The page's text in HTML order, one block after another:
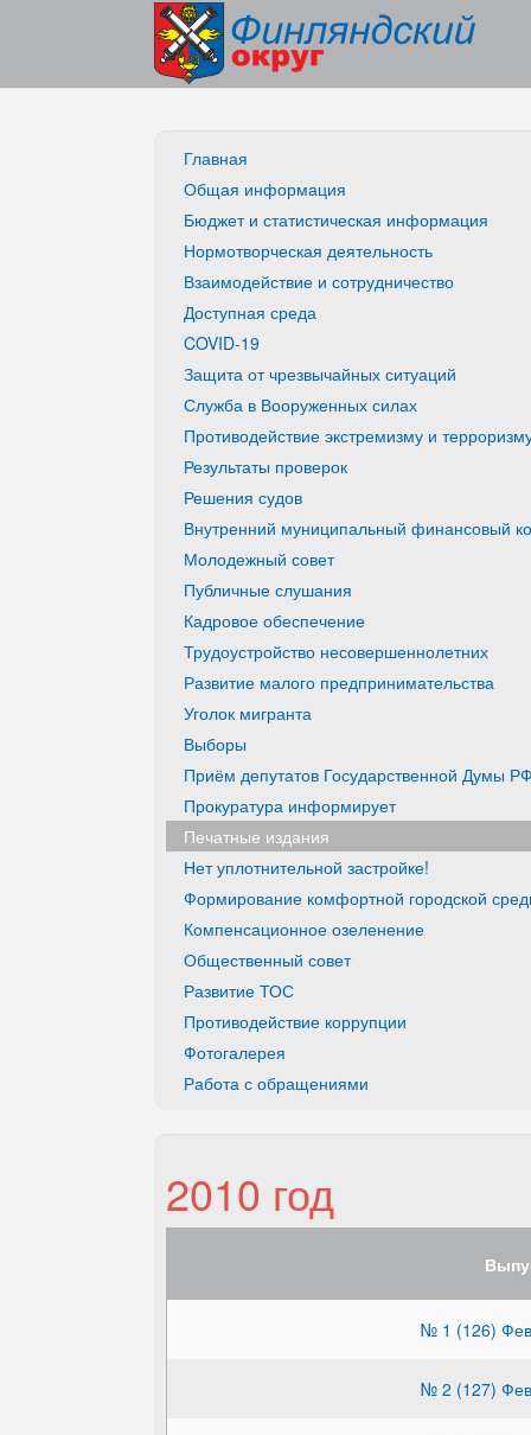
Главная
Общая информация
Бюджет и статистическая информация
Нормотворческая деятельность
Взаимодействие и сотрудничество
Доступная среда
COVID-19
Защита от чрезвычайных ситуаций
Служба в Вооруженных силах
Противодействие экстремизму и
Результаты проверок
Решения судов
Внутренний муниципальный финансовый
Молодежный совет
Публичные слушания
Кадровое обеспечение
Трудоустройство несовершеннолетних
Развитие малого предпринимательства
Уголок мигранта
Выборы
Приём депутатов Государственной Думы
Прокуратура информирует
Печатные издания
Нет уплотнительной застройке!
Формирование комфортной городской
Компенсационное озеленение
Общественный совет
Развитие ТОС
Противодействие коррупции
Фотогалерея
Работа с обращениями
2010 год
№ 1 (126)
№ 2 (127)